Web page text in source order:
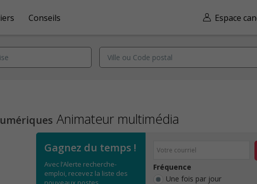
Espace
Conseils
Animateur multimédia
Gagnez du temps !
Avec l’Alerte recherche-
emploi, recevez la liste des
Fréquence
Une fois par jour